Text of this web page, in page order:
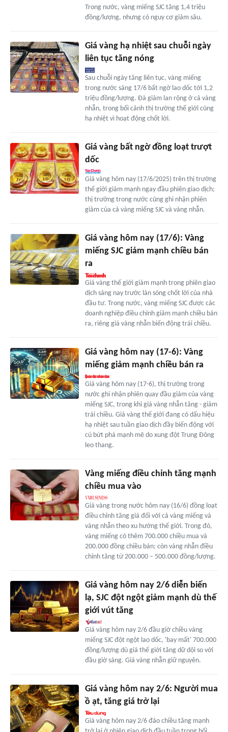
Trong nước, vàng miếng SJC tăng 1,4 triệu
đồng/lượng, nhưng có nguy cơ giảm sâu.
Giá vàng hạ nhiệt sau chuỗi ngày
liên tục tăng nóng
Sau chuỗi ngày tăng liên tục, vàng miếng
trong nước sáng 17/6 bất ngờ lao dốc tới 1,2
triệu đồng/lượng. Đà giảm lan rộng ở cả vàng
nhẫn, trong bối cảnh thị trường thế giới cũng
hạ nhiệt vì hoạt động chốt lời.
Giá vàng bất ngờ đồng loạt trượt
dốc
Giá vàng hôm nay (17/6/2025) trên thị trường
thế giới giảm mạnh ngay đầu phiên giao dịch;
thị trường trong nước cũng ghi nhận phiên
giảm của cả vàng miếng SJC và vàng nhẫn.
Giá vàng hôm nay (17/6): Vàng
miếng SJC giảm mạnh chiều bán
ra
Giá vàng thế giới giảm mạnh trong phiên giao
dịch sáng nay trước làn sóng chốt lời của nhà
đầu tư. Trong nước, vàng miếng SJC được các
doanh nghiệp điều chỉnh giảm mạnh chiều bán
ra, riêng giá vàng nhẫn biến động trái chiều.
Giá vàng hôm nay (17-6): Vàng
miếng giảm mạnh chiều bán ra
Giá vàng hôm nay (17-6), thị trường trong
nước ghi nhận phiên quay đầu giảm của vàng
miếng SJC, trong khi giá vàng nhẫn tăng - giảm
trái chiều. Giá vàng thế giới đang có dấu hiệu
hạ nhiệt sau tuần giao dịch đầy biến động với
cú bứt phá mạnh mẽ do xung đột Trung Đông
leo thang.
Vàng miếng điều chỉnh tăng mạnh
chiều mua vào
Giá vàng trong nước hôm nay (16/6) đồng loạt
điều chỉnh tăng giá đối với cả vàng miếng và
vàng nhẫn theo xu hướng thế giới. Trong đó,
vàng miếng có thêm 700.000 chiều mua và
200.000 đồng chiều bán; còn vàng nhẫn điều
chỉnh tăng từ 200.000 – 500.000 đồng/lượng.
Giá vàng hôm nay 2/6 diễn biến
lạ, SJC đột ngột giảm mạnh dù thế
giới vút tăng
Giá vàng hôm nay 2/6 đầu giờ chiều vàng
miếng SJC đột ngột lao dốc, 'bay mất' 700.000
đồng/lượng dù giá thế giới tăng dữ dội so với
đầu giờ sáng. Giá vàng nhẫn giữ nguyên.
Giá vàng hôm nay 2/6: Người mua
ồ ạt, tăng giá trở lại
Giá vàng hôm nay 2/6 đảo chiều tăng mạnh